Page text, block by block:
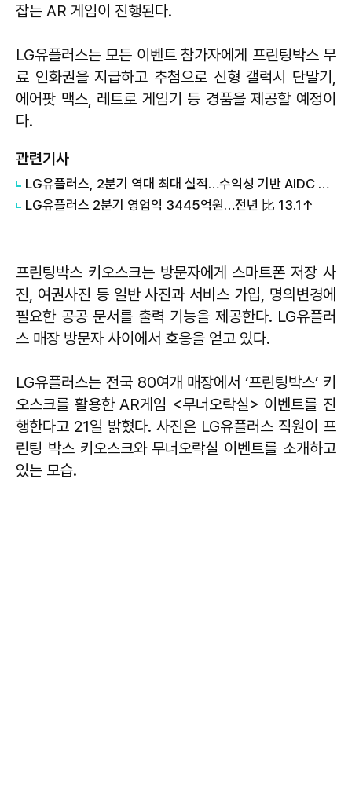
잡는 AR 게임이 진행된다.
LG유플러스는 모든 이벤트 참가자에게 프린팅박스 무
료 인화권을 지급하고 추첨으로 신형 갤럭시 단말기,
에어팟 맥스, 레트로 게임기 등 경품을 제공할 예정이
다.
관련기사
LG유플러스, 2분기 역대 최대 실적…수익성 기반 AIDC 투자 확대(종합)
LG유플러스 2분기 영업익 3445억원…전년 比 13.1↑
프린팅박스 키오스크는 방문자에게 스마트폰 저장 사
진, 여권사진 등 일반 사진과 서비스 가입, 명의변경에
필요한 공공 문서를 출력 기능을 제공한다. LG유플러
스 매장 방문자 사이에서 호응을 얻고 있다.
LG유플러스는 전국 80여개 매장에서 ‘프린팅박스’ 키
오스크를 활용한 AR게임 <무너오락실> 이벤트를 진
행한다고 21일 밝혔다. 사진은 LG유플러스 직원이 프
린팅 박스 키오스크와 무너오락실 이벤트를 소개하고
있는 모습.